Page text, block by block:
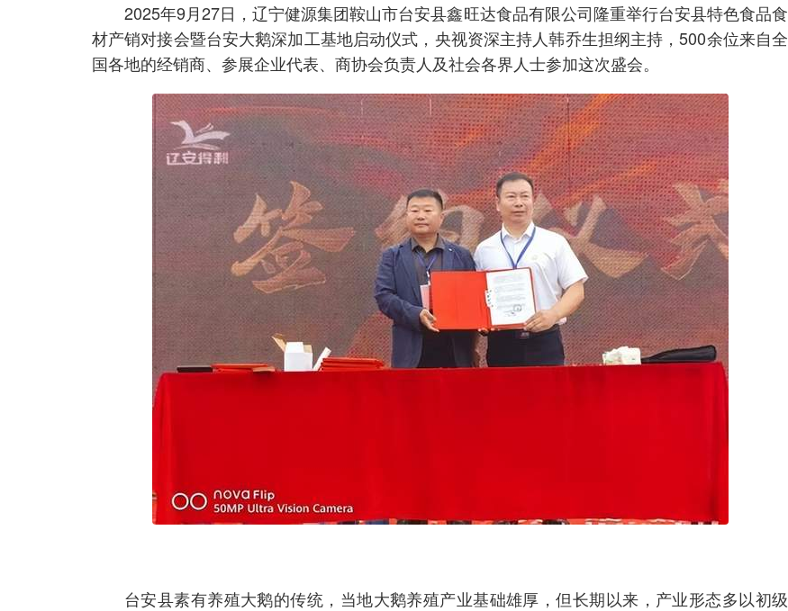
2025年9月27日，辽宁健源集团鞍山市台安县鑫旺达食品有限公司隆重举行台安县特色食品食
材产销对接会暨台安大鹅深加工基地启动仪式，央视资深主持人韩乔生担纲主持，500余位来自全
国各地的经销商、参展企业代表、商协会负责人及社会各界人士参加这次盛会。
台安县素有养殖大鹅的传统，当地大鹅养殖产业基础雄厚，但长期以来，产业形态多以初级